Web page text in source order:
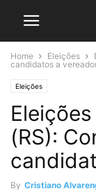
Home Eleições
candidatos a
Eleições
(RS):
By Cristiano